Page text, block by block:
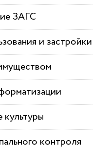
ЗАГС
и застройки
культуры
контроля